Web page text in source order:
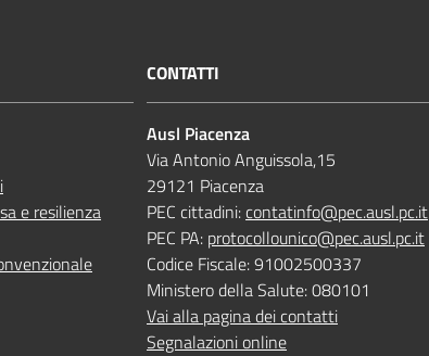
e resilienza
CONTATTI
Ausl Piacenza
Via Antonio Anguissola,15
29121 Piacenza
PEC cittadini:contatinfo@pec.ausl.pc.it
PEC PA: protocollounico@pec.ausl.pc.it
Codice Fiscale: 91002500337
Ministero della Salute: 080101
Vai alla pagina dei contatti
Segnalazioni online